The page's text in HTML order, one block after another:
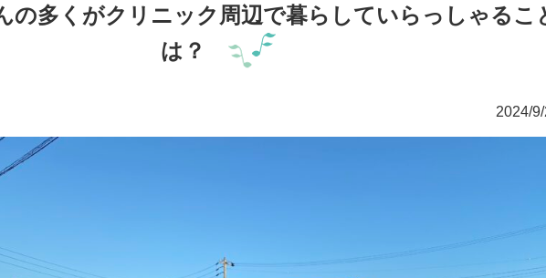
の多くがクリニック周辺で暮らしていらっしゃるこ
は？
2024/